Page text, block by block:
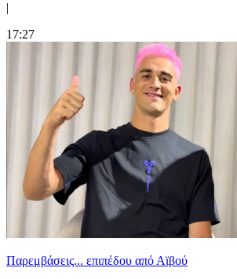
|
17:27
Παρεμβάσεις... επιπέδου από Αϊβού